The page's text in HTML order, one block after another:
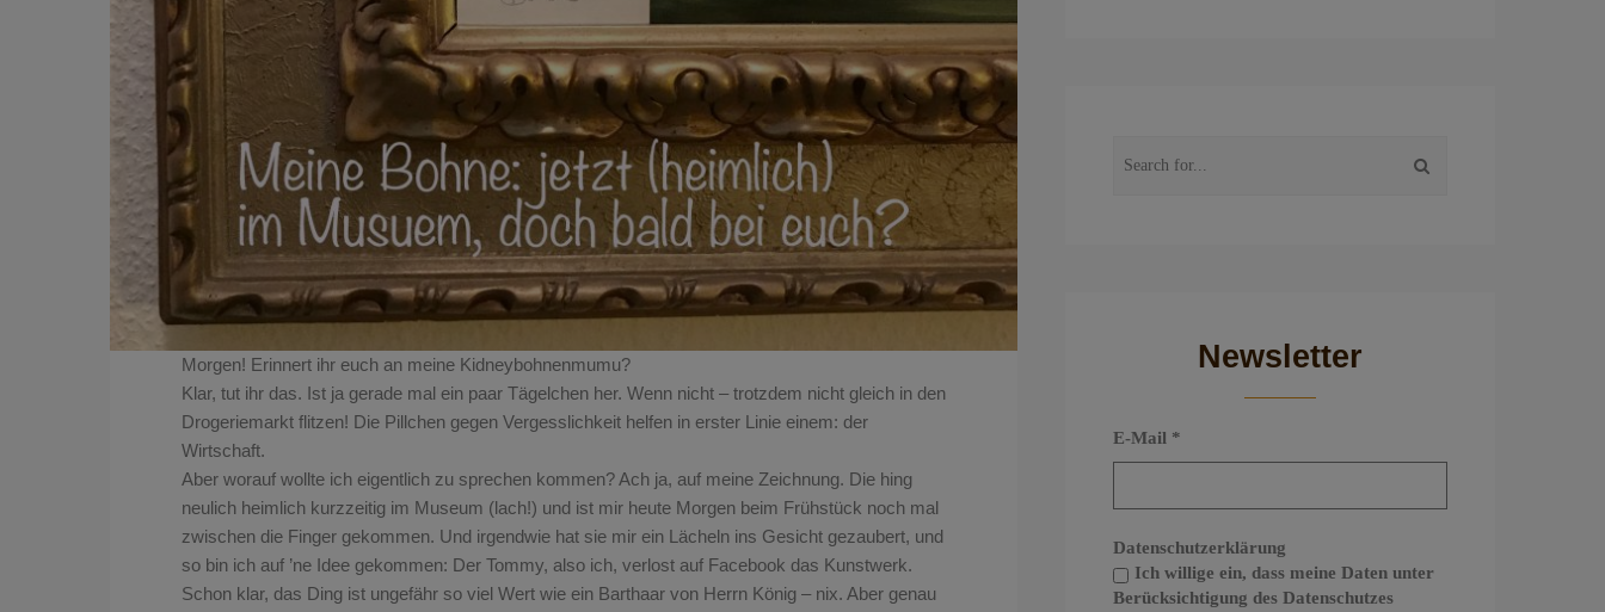
Morgen! Erinnert ihr euch an meine Kidneybohnenmumu?
Klar, tut ihr das. Ist ja gerade mal ein paar Tägelchen her. Wenn nicht – trotzdem nicht gleich in den
Drogeriemarkt flitzen! Die Pillchen gegen Vergesslichkeit helfen in erster Linie einem: der
Wirtschaft.
Aber worauf wollte ich eigentlich zu sprechen kommen? Ach ja, auf meine Zeichnung. Die hing
neulich heimlich kurzzeitig im Museum (lach!) und ist mir heute Morgen beim Frühstück noch mal
zwischen die Finger gekommen. Und irgendwie hat sie mir ein Lächeln ins Gesicht gezaubert, und
so bin ich auf ’ne Idee gekommen: Der Tommy, also ich, verlost auf Facebook das Kunstwerk.
Schon klar, das Ding ist ungefähr so viel Wert wie ein Barthaar von Herrn König – nix. Aber genau
Newsletter
E-Mail *
Datenschutzerklärung
Ich willige ein, dass meine Daten unter
Berücksichtigung des Datenschutzes